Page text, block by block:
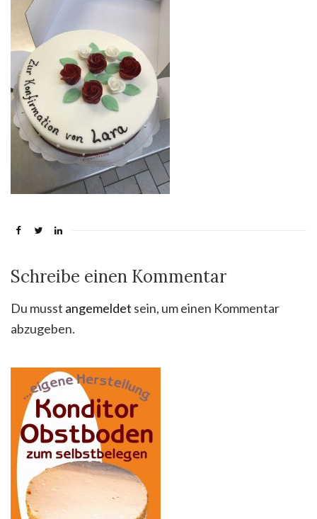
Schreibe einen Kommentar
Du musst angemeldet sein, um einen Kommentar
abzugeben.